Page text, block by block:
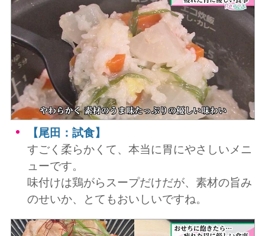
【尾田：試食】
すごく柔らかくて、本当に胃にやさしいメニ
ューです。
味付けは鶏がらスープだけだが、素材の旨み
のせいか、とてもおいしいですね。